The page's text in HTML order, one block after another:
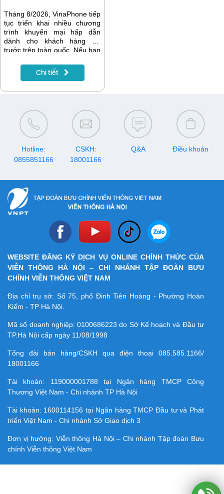
Tháng 8/2026, VinaPhone tiếp
tục triển khai nhiều chương
trình khuyến mại hấp dẫn
dành cho khách hàng trả
trước trên toàn quốc. Nếu bạn
gia hạn gói cước, đăng ký
data, gọi thoại hay tích lũy tài
được nhiều ưu đãi nhất.
Chi tiết
Hotline:
0855851166
CSKH:
18001166
Q&A Điều khoản
WEBSITE ĐĂNG KÝ DỊCH VỤ ONLINE CHÍNH THỨC CỦA
VIỄN THÔNG HÀ NỘI – CHI NHÁNH TẬP ĐOÀN BƯU
CHÍNH VIỄN THÔNG VIỆT NAM
Địa chỉ trụ sở: Số 75, phố Đinh Tiên Hoàng - Phường Hoàn
Kiếm - TP Hà Nội.
Mã số doanh nghiệp:0100686223 do Sở Kế hoạch và Đầu tư
TP.Hà Nội cấp ngày 11/08/1998
Tổng đài bán hàng/CSKH qua điện thoại 085.585.1166/
18001166
Tài khoản: 119000001788 tại Ngân hàng TMCP Công
Thương Việt Nam - Chi nhánh TP Hà Nội
Tài khoản: 1600114156 tại Ngân hàng TMCP Ðầu tư và Phát
triển Việt Nam - Chi nhánh Sở Giao dịch 3
Đơn vị hưởng: Viễn thông Hà Nội – Chi nhánh Tập đoàn Bưu
chính Viễn thông Việt Nam